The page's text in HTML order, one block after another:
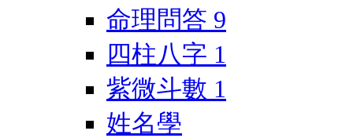
命理問答 9
四柱八字 1
紫微斗數 1
姓名學